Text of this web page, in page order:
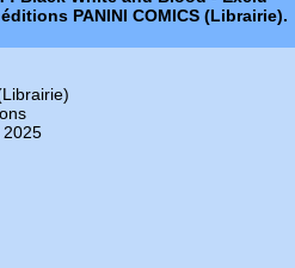
PANINI COMICS (Librairie).
2025